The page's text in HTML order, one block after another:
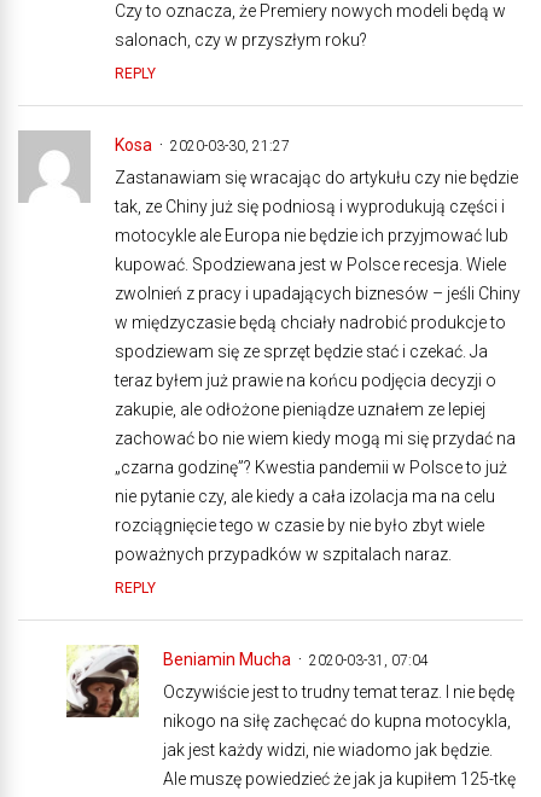
Czy to oznacza, że Premiery nowych modeli będą w
salonach, czy w przyszłym roku?
REPLY
Kosa 2020-03-30, 21:27
Zastanawiam się wracając do artykułu czy nie będzie
tak, ze Chiny już się podniosą i wyprodukują części i
motocykle ale Europa nie będzie ich przyjmować lub
kupować. Spodziewana jest w Polsce recesja. Wiele
zwolnień z pracy i upadających biznesów – jeśli Chiny
w międzyczasie będą chciały nadrobić produkcje to
spodziewam się ze sprzęt będzie stać i czekać. Ja
teraz byłem już prawie na końcu podjęcia decyzji o
zakupie, ale odłożone pieniądze uznałem ze lepiej
zachować bo nie wiem kiedy mogą mi się przydać na
„czarna godzinę”? Kwestia pandemii w Polsce to już
nie pytanie czy, ale kiedy a cała izolacja ma na celu
rozciągnięcie tego w czasie by nie było zbyt wiele
poważnych przypadków w szpitalach naraz.
REPLY
Beniamin Mucha 2020-03-31, 07:04
Oczywiście jest to trudny temat teraz. I nie będę
nikogo na siłę zachęcać do kupna motocykla,
jak jest każdy widzi, nie wiadomo jak będzie.
Ale muszę powiedzieć że jak ja kupiłem 125-tkę